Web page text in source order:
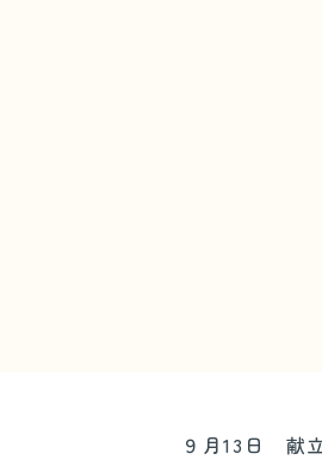
９月13日 献